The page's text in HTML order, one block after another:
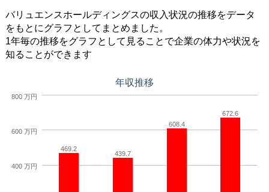
バリュエンスホールディングスの収入状況の推移をデータ
をもとにグラフとしてまとめました。
1年毎の推移をグラフとして見ることで企業の体力や状況を
知ることができます
年収推移
469.2
439.7
608.4
672.6
400 万円
600 万円
800 万円